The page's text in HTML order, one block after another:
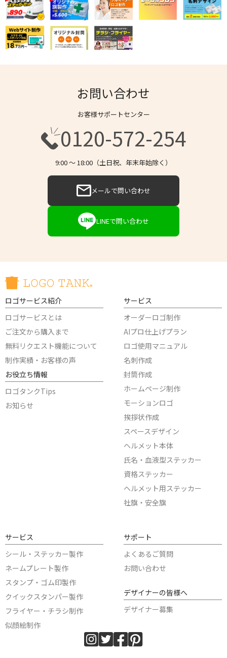
お問い合わせ
お客様サポートセンター
0120-572-254
9:00 〜 18:00（土日祝、年末年始除く）
メールで問い合わせ
LINEで問い合わせ
ロゴサービス紹介
ロゴサービスとは
ご注文から購入まで
無料リクエスト機能について
制作実績・お客様の声
お役立ち情報
ロゴタンクTips
お知らせ
サービス
オーダーロゴ制作
AIプロ仕上げプラン
ロゴ使用マニュアル
名刺作成
封筒作成
ホームページ制作
モーションロゴ
挨拶状作成
スペースデザイン
ヘルメット本体
氏名・血液型ステッカー
資格ステッカー
ヘルメット用ステッカー
社旗・安全旗
サービス
シール・ステッカー製作
ネームプレート製作
スタンプ・ゴム印製作
クイックスタンパー製作
フライヤー・チラシ制作
似顔絵制作
サポート
よくあるご質問
お問い合わせ
デザイナーの皆様へ
デザイナー募集